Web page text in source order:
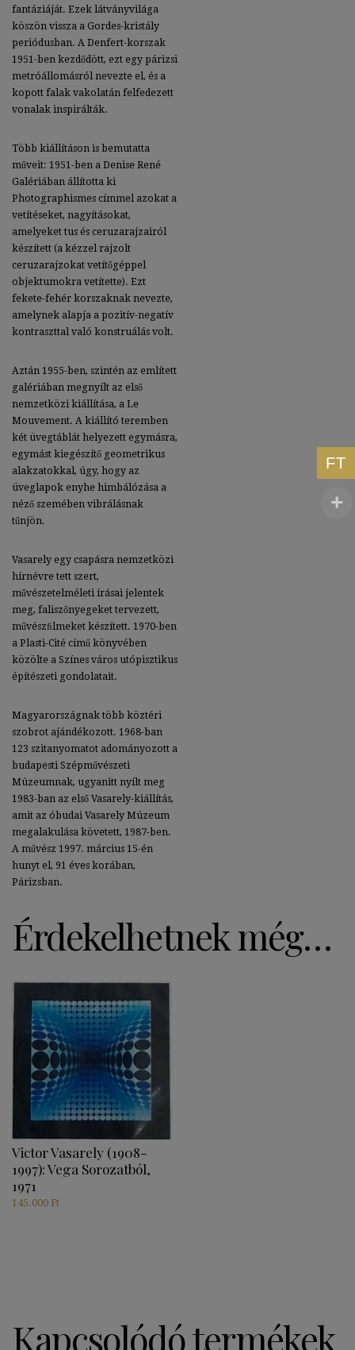
fantáziáját. Ezek látványvilága
köszön vissza a Gordes-kristály
periódusban. A Denfert-korszak
1951-ben kezdődött, ezt egy párizsi
metróállomásról nevezte el, és a
kopott falak vakolatán felfedezett
vonalak inspirálták.
Több kiállításon is bemutatta
műveit: 1951-ben a Denise René
Galériában állította ki
Photographismes címmel azokat a
vetítéseket, nagyításokat,
amelyeket tus és ceruzarajzairól
készített (a kézzel rajzolt
ceruzarajzokat vetítőgéppel
objektumokra vetítette). Ezt
fekete-fehér korszaknak nevezte,
amelynek alapja a pozitív-negatív
kontraszttal való konstruálás volt.
Aztán 1955-ben, szintén az említett
galériában megnyílt az első
nemzetközi kiállítása, a Le
Mouvement. A kiállító teremben
két üvegtáblát helyezett egymásra,
egymást kiegészítő geometrikus
alakzatokkal, úgy, hogy az
üveglapok enyhe himbálózása a
néző szemében vibrálásnak
tűnjön.
Vasarely egy csapásra nemzetközi
hírnévre tett szert,
művészetelméleti írásai jelentek
meg, faliszőnyegeket tervezett,
művészﬁlmeket készített. 1970-ben
a Plasti-Cité című könyvében
közölte a Színes város utópisztikus
építészeti gondolatait.
Magyarországnak több köztéri
szobrot ajándékozott. 1968-ban
123 szitanyomatot adományozott a
budapesti Szépművészeti
Múzeumnak, ugyanitt nyílt meg
1983-ban az első Vasarely-kiállítás,
amit az óbudai Vasarely Múzeum
megalakulása követett, 1987-ben.
A művész 1997. március 15-én
hunyt el, 91 éves korában,
Párizsban.
Érdekelhetnek még…
Victor Vasarely (1908-
1997): Vega Sorozatból,
1971
145.000 Ft
Kapcsolódó termékek
FT